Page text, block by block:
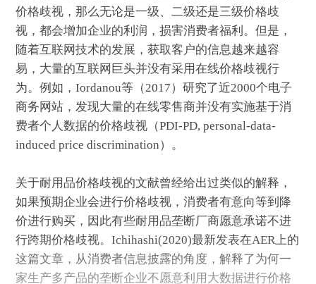
价格歧视，那么无论是一级、二级还是三级价格歧
视，都会增加企业的利润，损害消费者福利。但是，
随着互联网技术的发展，获取客户的信息越来越容
易，大量的互联网巨头并没有采用在线价格歧视行
为。例如，Iordanou等（2017）研究了近2000个电子
商务网站，发现大量的在线零售商并没有实施基于消
费者个人数据的价格歧视（PDI-PD, personal-data-
induced price discrimination）。
关于耐用品价格歧视的文献曾经给出过类似的解释，
如果预期企业会进行价格歧视，消费者有意向等到降
价进行购买，因此有些耐用品垄断厂商愿意承诺不进
行跨期价格歧视。Ichihashi(2020)最新发表在AER上的
这篇文章，从消费者信息披露的角度，解释了为何一
家生产多产品的垄断企业不愿意利用大数据进行价格